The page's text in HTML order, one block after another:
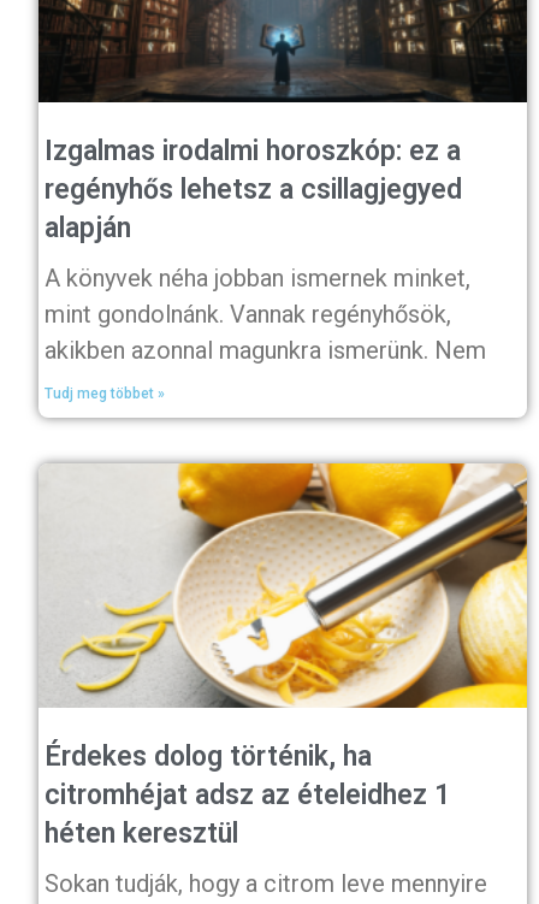
Izgalmas irodalmi horoszkóp: ez a
regényhős lehetsz a csillagjegyed
alapján
A könyvek néha jobban ismernek minket,
mint gondolnánk. Vannak regényhősök,
akikben azonnal magunkra ismerünk. Nem
Tudj meg többet »
Érdekes dolog történik, ha
citromhéjat adsz az ételeidhez 1
héten keresztül
Sokan tudják, hogy a citrom leve mennyire